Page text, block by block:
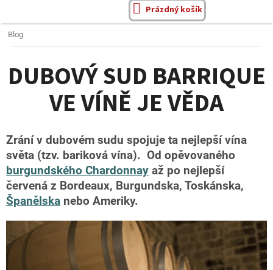
NÁKUPNÍ
Prázdný košík
Blog
DUBOVÝ SUD BARRIQUE
VE VÍNĚ JE VĚDA
Zrání v dubovém sudu spojuje ta nejlepší vína
světa (tzv. bariková vína). Od opěvovaného
burgundského Chardonnay až po nejlepší
červená z Bordeaux, Burgundska, Toskánska,
Španělska nebo Ameriky.